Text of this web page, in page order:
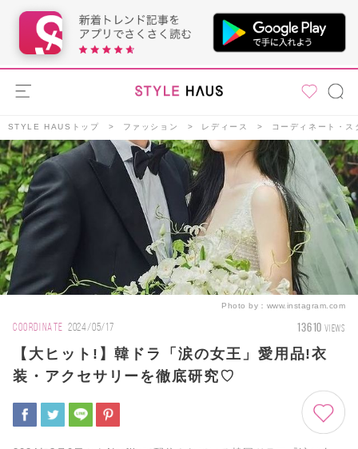
STYLE HAUSトップ ファッション レディース コーディネート・ス
Photo by： www.instagram.com
COORDINATE 2024/05/17 13610 VIEWS
【大ヒット!】韓ドラ「涙の女王」愛用品!衣
装・アクセサリーを徹底研究♡